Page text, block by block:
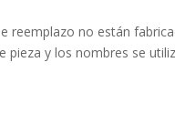
reemplazo no están
pieza y los nombres se